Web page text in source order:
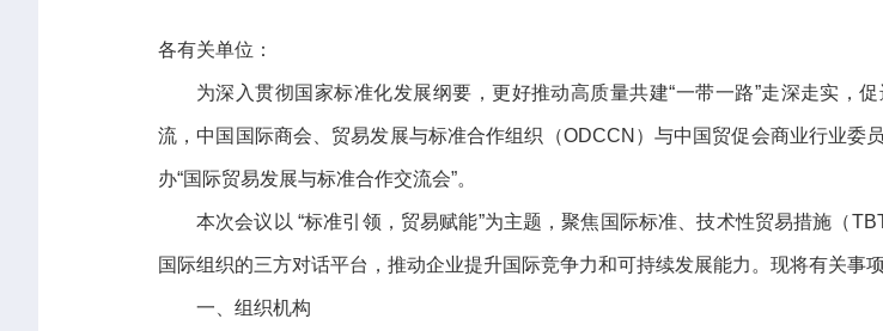
各有关单位：
为深入贯彻国家标准化发展纲要，更好推动高质量共建“一带一路”走深走实，
流，中国国际商会、贸易发展与标准合作组织（ODCCN）与中国贸促会商业行业
办“国际贸易发展与标准合作交流会”。
本次会议以 “标准引领，贸易赋能”为主题，聚焦国际标准、技术性贸易措施
国际组织的三方对话平台，推动企业提升国际竞争力和可持续发展能力。现将有关事
一、组织机构